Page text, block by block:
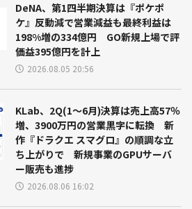
DeNA、第1四半期決算は『ポケポ
ケ』反動減で営業減益も最終利益は
198%増の334億円 GO新規上場で評
価益395億円を計上
2026.08.05 20:56
KLab、2Q(1～6月)決算は売上高57％
増、3900万円の営業黒字に転換 新
作『ドラクエ スマグロ』の順調な立
ち上がりで 新規事業のGPUサーバ
ー販売も進捗
2026.08.06 16:02